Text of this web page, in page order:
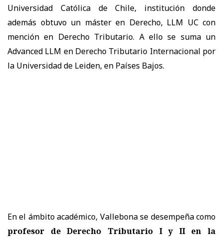
Universidad Católica de Chile, institución donde
además obtuvo un máster en Derecho, LLM UC con
mención en Derecho Tributario. A ello se suma un
Advanced LLM en Derecho Tributario Internacional por
la Universidad de Leiden, en Países Bajos.
En el ámbito académico, Vallebona se desempeña como
profesor de Derecho Tributario I y II en la